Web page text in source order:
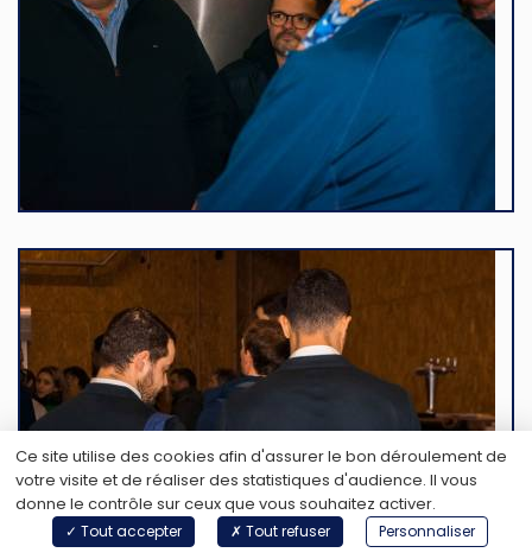
Ce site utilise des cookies afin d'assurer le bon déroulement de
votre visite et de réaliser des statistiques d'audience. Il vous
donne le contrôle sur ceux que vous souhaitez activer.
Tout accepter Tout refuser Personnaliser